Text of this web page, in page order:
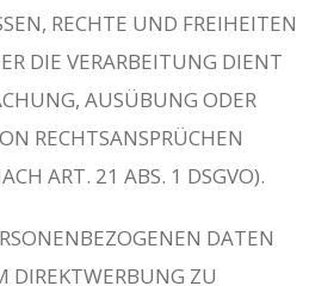
RECHTE UND FREIHEITEN
DIE VERARBEITUNG DIENT
AUSÜBUNG ODER
RECHTSANSPRÜCHEN
ART. 21 ABS. 1 DSGVO).
DATEN
DIREKTWERBUNG ZU